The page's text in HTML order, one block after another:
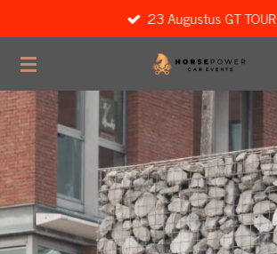
direct
naar
hoofdinhoud
23 Augustus GT TOUR